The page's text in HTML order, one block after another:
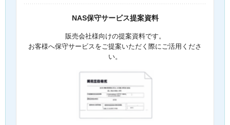
NAS保守サービス提案資料
販売会社様向けの提案資料です。
お客様へ保守サービスをご提案いただく際にご活用くださ
い。